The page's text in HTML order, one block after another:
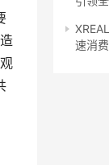
速消